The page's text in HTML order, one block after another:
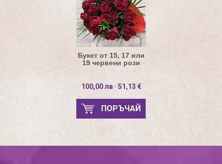
Букет от 15, 17 или
19 червени рози
100,00 лв · 51,13 €
ПОРЪЧАЙ